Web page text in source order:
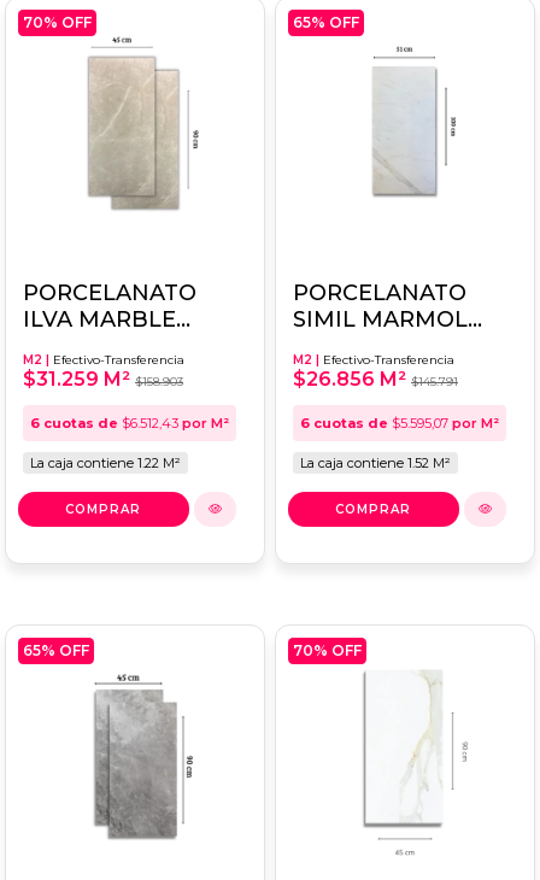
70% OFF
PORCELANATO
ILVA MARBLE
45X90
M2 | Efectivo-Transferencia
$31.259 M² $158.903
6 cuotas de $6.512,43 por M²
La caja contiene 1.22 M²
65% OFF
PORCELANATO
SIMIL MARMOL
MARMI STATO
M2 | Efectivo-Transferencia
$26.856 M² $145.791
6 cuotas de $5.595,07 por M²
La caja contiene 1.52 M²
65% OFF 70% OFF